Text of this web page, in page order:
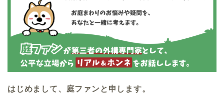
はじめまして、庭ファンと申します。